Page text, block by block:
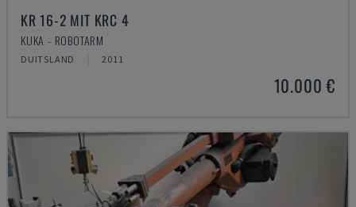
KR 16-2 MIT KRC 4
KUKA - ROBOTARM
DUITSLAND 2011
10.000 €